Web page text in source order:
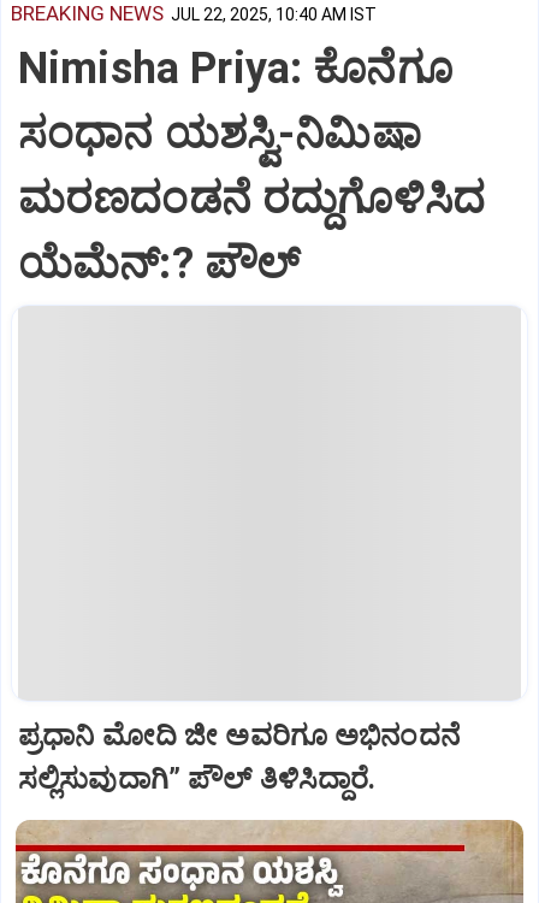
BREAKING NEWS JUL 22, 2025, 10:40 AM IST
Nimisha Priya: ಕೊನೆಗೂ
ಸಂಧಾನ ಯಶಸ್ವಿ-ನಿಮಿಷಾ
ಮರಣದಂಡನೆ ರದ್ದುಗೊಳಿಸಿದ
ಯೆಮೆನ್:? ಪೌಲ್
ಪ್ರಧಾನಿ ಮೋದಿ ಜೀ ಅವರಿಗೂ ಅಭಿನಂದನೆ
ಸಲ್ಲಿಸುವುದಾಗಿ” ಪೌಲ್‌ ತಿಳಿಸಿದ್ದಾರೆ.